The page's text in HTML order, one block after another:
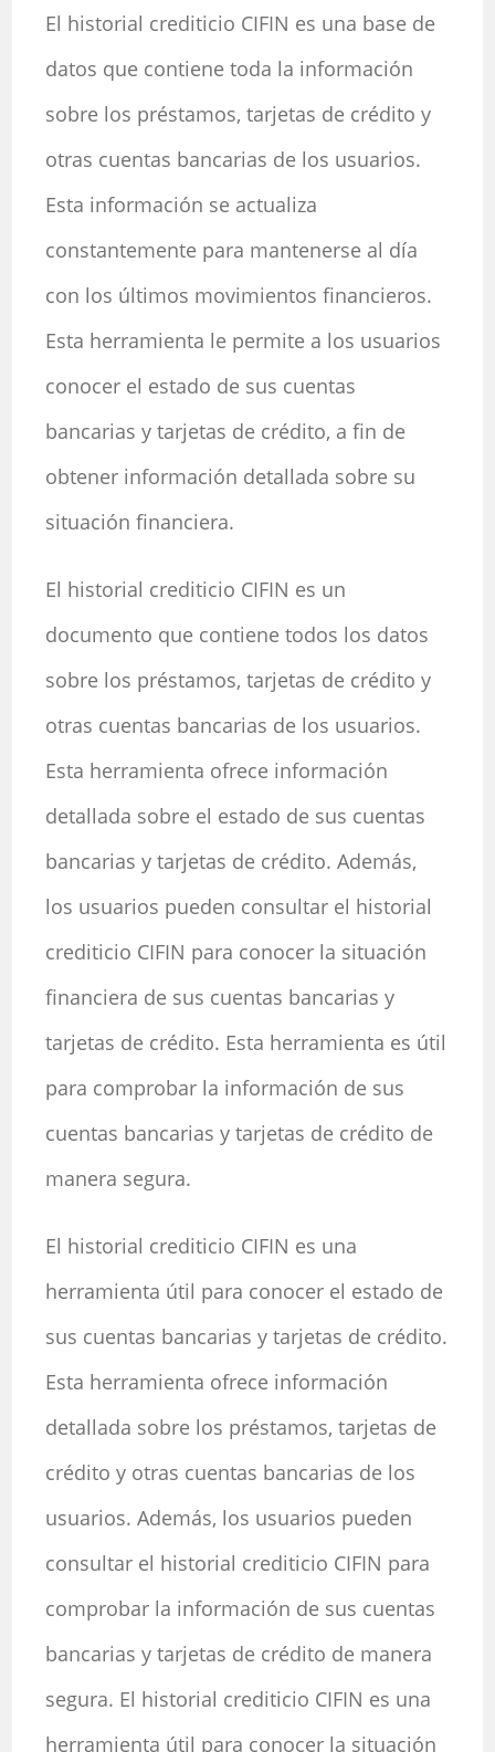
El historial crediticio CIFIN es una base de
datos que contiene toda la información
sobre los préstamos, tarjetas de crédito y
otras cuentas bancarias de los usuarios.
Esta información se actualiza
constantemente para mantenerse al día
con los últimos movimientos financieros.
Esta herramienta le permite a los usuarios
conocer el estado de sus cuentas
bancarias y tarjetas de crédito, a fin de
obtener información detallada sobre su
situación financiera.
El historial crediticio CIFIN es un
documento que contiene todos los datos
sobre los préstamos, tarjetas de crédito y
otras cuentas bancarias de los usuarios.
Esta herramienta ofrece información
detallada sobre el estado de sus cuentas
bancarias y tarjetas de crédito. Además,
los usuarios pueden consultar el historial
crediticio CIFIN para conocer la situación
financiera de sus cuentas bancarias y
tarjetas de crédito. Esta herramienta es útil
para comprobar la información de sus
cuentas bancarias y tarjetas de crédito de
manera segura.
El historial crediticio CIFIN es una
herramienta útil para conocer el estado de
sus cuentas bancarias y tarjetas de crédito.
Esta herramienta ofrece información
detallada sobre los préstamos, tarjetas de
crédito y otras cuentas bancarias de los
usuarios. Además, los usuarios pueden
consultar el historial crediticio CIFIN para
comprobar la información de sus cuentas
bancarias y tarjetas de crédito de manera
segura. El historial crediticio CIFIN es una
herramienta útil para conocer la situación